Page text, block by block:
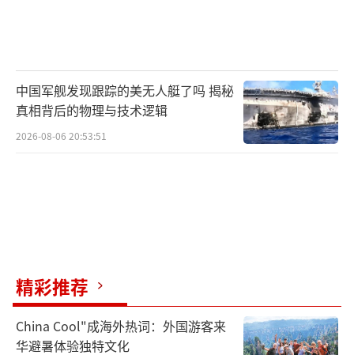
中国军舰发现跟踪的美无人艇了吗 揭秘
真相背后的物理与技术逻辑
2026-08-06 20:53:51
精彩推荐
China Cool"成海外热词：外国游客来
华避暑体验独特文化